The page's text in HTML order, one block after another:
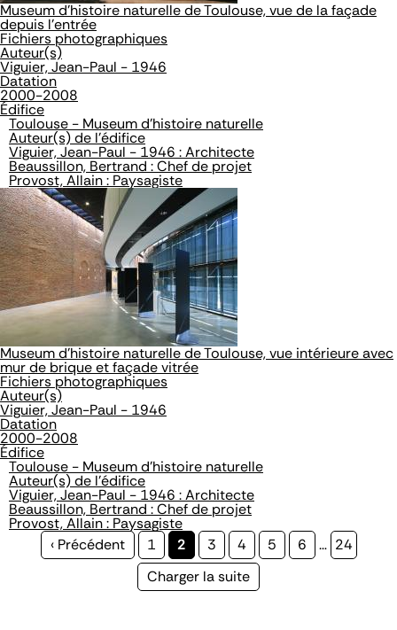
Museum d'histoire naturelle de Toulouse, vue de la façade
depuis l'entrée
Fichiers photographiques
Auteur(s)
Viguier, Jean-Paul - 1946
Datation
2000-2008
Édifice
Toulouse - Museum d'histoire naturelle
Auteur(s) de l'édifice
Viguier, Jean-Paul - 1946 : Architecte
Beaussillon, Bertrand : Chef de projet
Provost, Allain : Paysagiste
Museum d'histoire naturelle de Toulouse, vue intérieure avec
mur de brique et façade vitrée
Fichiers photographiques
Auteur(s)
Viguier, Jean-Paul - 1946
Datation
2000-2008
Édifice
Toulouse - Museum d'histoire naturelle
Auteur(s) de l'édifice
Viguier, Jean-Paul - 1946 : Architecte
Beaussillon, Bertrand : Chef de projet
Provost, Allain : Paysagiste
Page
‹ Précédent Page
1
Page
courante
2 Page
3 Page
4 Page
5 Page
6 … Page
24
Page
Charger la suite